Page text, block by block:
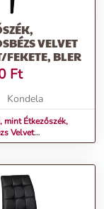
VELVET
FEKETE, BLER
Ft
Kondela
mint Étkezőszék,
Velvet
BLER